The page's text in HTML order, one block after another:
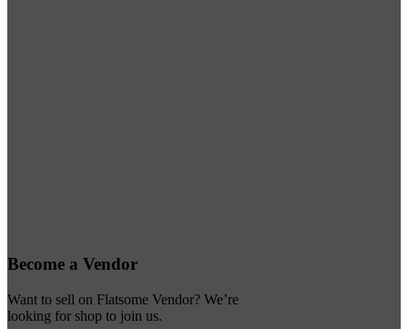
Become a Vendor
Want to sell on Flatsome Vendor? We’re
looking for shop to join us.